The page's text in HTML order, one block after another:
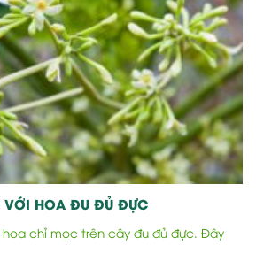
VỚI HOA ĐU ĐỦ ĐỰC
chỉ mọc trên cây đu đủ đực. Đây